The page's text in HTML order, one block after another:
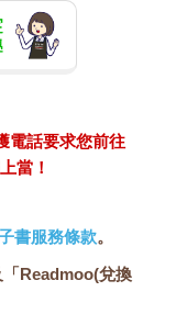
抗議者糾纏到放棄原
女人們》中描繪的
決定時的泰然，這
，要永遠伴隨這個
和靈魂。正如同
程多麼地痛苦，充滿
。」
經驗儘管有其普世
十六世紀英文敘事
尋找能墮胎的草藥
又一排死寂的」行
Prawer Jhabvala敘述
電話要求您前往
當！
書服務條款。
Readmoo(兌換